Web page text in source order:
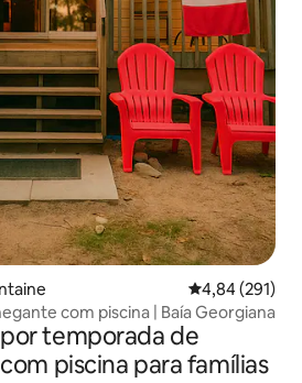
4,84 de uma
4,84 (291)
com piscina | Baía Georgiana
temporada de
piscina para famílias